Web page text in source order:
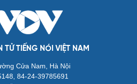
Quang, Quảng Trị: Thí
phạt tù 1-5 năm với người chuẩn bị